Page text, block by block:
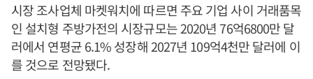
시장 조사업체 마켓워치에 따르면 주요 기업 사이 거래품목
인 설치형 주방가전의 시장규모는 2020년 76억6800만 달
러에서 연평균 6.1% 성장해 2027년 109억4천만 달러에 이
를 것으로 전망됐다.